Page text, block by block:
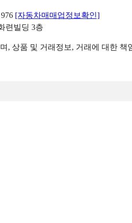
[자동차매매업정보확인]
련빌딩 3층
, 상품 및 거래정보, 거래에 대한 책